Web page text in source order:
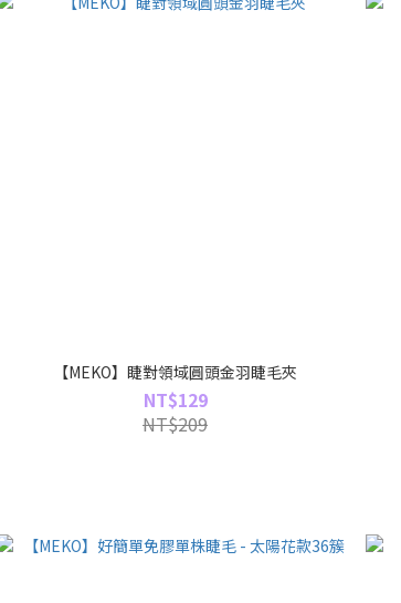
【MEKO】睫對領域圓頭金羽睫毛夾
NT$129
NT$209